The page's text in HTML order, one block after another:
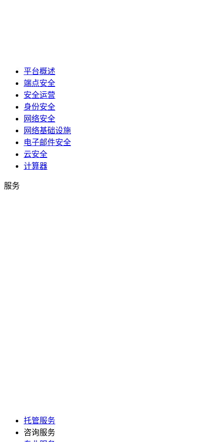
平台概述
端点安全
安全运营
身份安全
网络安全
网络基础设施
电子邮件安全
云安全
计算器
服务
托管服务
咨询服务